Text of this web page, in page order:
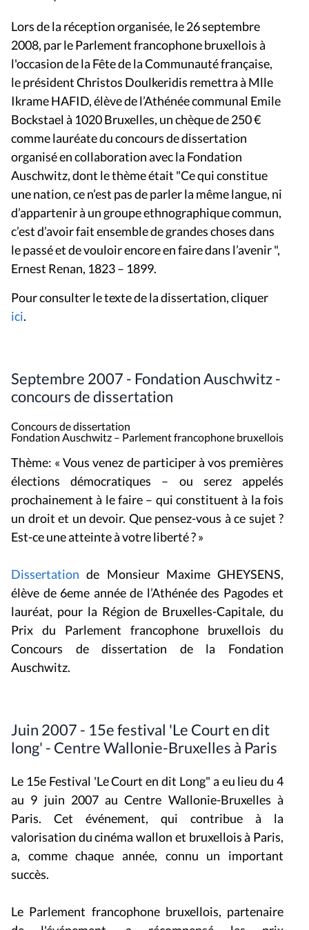
Lors de la réception organisée, le 26 septembre
2008, par le Parlement francophone bruxellois à
l'occasion de la Fête de la Communauté française,
le président Christos Doulkeridis remettra à Mlle
Ikrame HAFID, élève de l’Athénée communal Emile
Bockstael à 1020 Bruxelles, un chèque de 250 €
comme lauréate du concours de dissertation
organisé en collaboration avec la Fondation
Auschwitz, dont le thème était "Ce qui constitue
une nation, ce n’est pas de parler la même langue, ni
d’appartenir à un groupe ethnographique commun,
c’est d’avoir fait ensemble de grandes choses dans
le passé et de vouloir encore en faire dans l’avenir ",
Ernest Renan, 1823 – 1899.
Pour consulter le texte de la dissertation, cliquer
ici.
Septembre 2007 - Fondation Auschwitz -
concours de dissertation
Concours de dissertation
Fondation Auschwitz – Parlement francophone bruxellois
Thème: « Vous venez de participer à vos premières
élections démocratiques – ou serez appelés
prochainement à le faire – qui constituent à la fois
un droit et un devoir. Que pensez-vous à ce sujet ?
Est-ce une atteinte à votre liberté ? »
Dissertation de Monsieur Maxime GHEYSENS,
élève de 6eme année de l’Athénée des Pagodes et
lauréat, pour la Région de Bruxelles-Capitale, du
Prix du Parlement francophone bruxellois du
Concours de dissertation de la Fondation
Auschwitz.
Juin 2007 - 15e festival 'Le Court en dit
long' - Centre Wallonie-Bruxelles à Paris
Le 15e Festival 'Le Court en dit Long" a eu lieu du 4
au 9 juin 2007 au Centre Wallonie-Bruxelles à
Paris. Cet événement, qui contribue à la
valorisation du cinéma wallon et bruxellois à Paris,
a, comme chaque année, connu un important
succès.
Le Parlement francophone bruxellois, partenaire